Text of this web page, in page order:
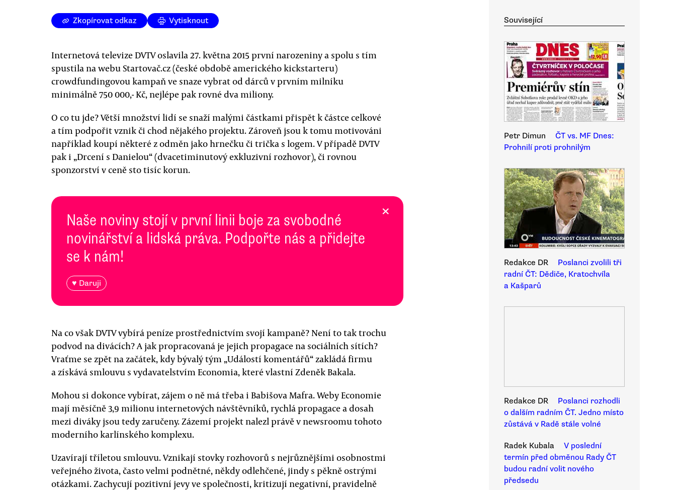
Zkopírovat odkaz Vytisknout
Internetová televize DVTV oslavila 27. května 2015 první narozeniny a spolu s tím
spustila na webu Startovač.cz (české obdobě amerického kickstarteru)
crowdfundingovou kampaň ve snaze vybrat od dárců v prvním milníku
minimálně 750 000,- Kč, nejlépe pak rovné dva miliony.
O co tu jde? Větší množství lidí se snaží malými částkami přispět k částce celkové
a tím podpořit vznik či chod nějakého projektu. Zároveň jsou k tomu motivováni
například koupí některé z odměn jako hrnečku či trička s logem. V případě DVTV
pak i „Drcení s Danielou“ (dvacetiminutový exkluzivní rozhovor), či rovnou
sponzorství v ceně sto tisíc korun.
Naše noviny stojí v první linii boje za svobodné
novinářství a lidská práva. Podpořte nás a přidejte
se k nám!
♥ Daruji
×
Na co však DVTV vybírá peníze prostřednictvím svojí kampaně? Není to tak trochu
podvod na divácích? A jak propracovaná je jejich propagace na sociálních sítích?
Vraťme se zpět na začátek, kdy bývalý tým „Událostí komentářů“ zakládá firmu
a získává smlouvu s vydavatelstvím Economia, které vlastní Zdeněk Bakala.
Mohou si dokonce vybírat, zájem o ně má třeba i Babišova Mafra. Weby Economie
mají měsíčně 3,9 milionu internetových návštěvníků, rychlá propagace a dosah
mezi diváky jsou tedy zaručeny. Zázemí projekt nalezl právě v newsroomu tohoto
moderního karlínského komplexu.
Uzavírají tříletou smlouvu. Vznikají stovky rozhovorů s nejrůznějšími osobnostmi
veřejného života, často velmi podnětné, někdy odlehčené, jindy s pěkně ostrými
otázkami. Zachycují pozitivní jevy ve společnosti, kritizují negativní, pravidelně
Související
Petr Dimun
ČT vs. MF Dnes:
Prohnilí proti prohnilým
Redakce DR
Poslanci zvolili tři
radní ČT: Dědiče, Kratochvíla
a Kašparů
Redakce DR
Poslanci rozhodli
o dalším radním ČT. Jedno místo
zůstává v Radě stále volné
Radek Kubala
V poslední
termín před obměnou Rady ČT
budou radní volit nového
předsedu